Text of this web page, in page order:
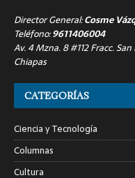
Director General:Cosme
Teléfono:9611406004
Av. 4 Mzna. 8 #112 Fracc.
Chiapas
CATEGORÍAS
Ciencia y Tecnología
Columnas
Cultura